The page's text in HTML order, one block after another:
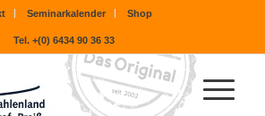
Seminarkalender Shop
Tel. +(0) 6434 90 36 33